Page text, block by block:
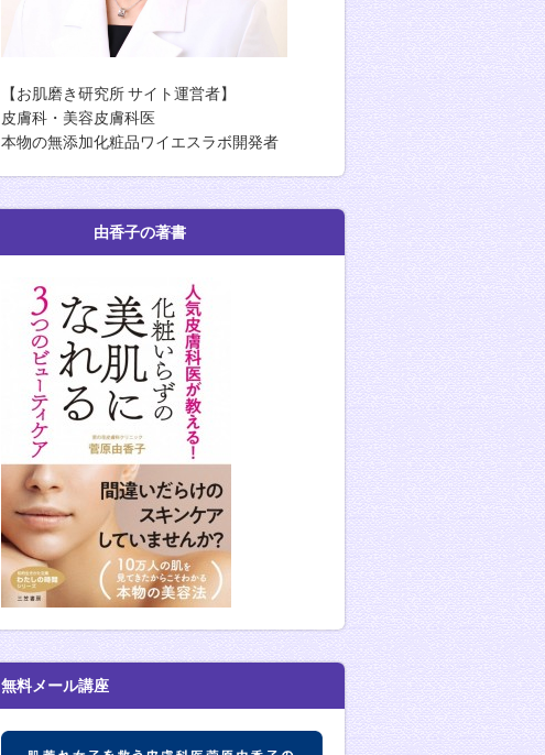
【お肌磨き研究所 サイト運営者】
皮膚科・美容皮膚科医
本物の無添加化粧品ワイエスラボ開発者
由香子の著書
無料メール講座
肌荒れ女子を救う皮膚科